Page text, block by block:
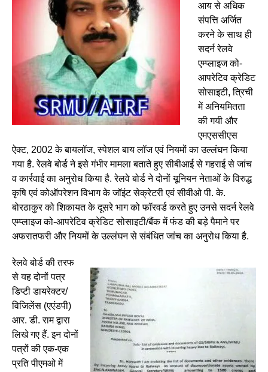
आय से अधिक
संपत्ति अर्जित
करने के साथ ही
सदर्न रेलवे
एम्प्लाइज को-
आपरेटिव क्रेडिट
सोसाइटी, त्रिची
में अनियमितता
की गयी और
एमएससीएस
ऐक्ट, 2002 के बायलॉज, स्पेशल बाय लॉज एवं नियमों का उल्लंघन किया
गया है. रेलवे बोर्ड ने इसे गंभीर मामला बताते हुए सीबीआई से गहराई से जांच
व कार्रवाई का अनुरोध किया है. रेलवे बोर्ड ने दोनों यूनियन नेताओं के विरुद्ध
कृषि एवं कोऑपरेशन विभाग के जॉइंट सेक्रेटरी एवं सीवीओ पी. के.
बोरठाकुर को शिकायत के दूसरे भाग को फॉरवर्ड करते हुए उनसे सदर्न रेलवे
एम्प्लाइज को-आपरेटिव क्रेडिट सोसाइटी/बैंक में फंड की बड़े पैमाने पर
अफरातफरी और नियमों के उल्लंघन से संबंधित जांच का अनुरोध किया है.
रेलवे बोर्ड की तरफ
से यह दोनों पत्र
डिप्टी डायरेक्टर/
विजिलेंस (एएंडपी)
आर. डी. राम द्वारा
लिखे गए हैं. इन दोनों
पत्रों की एक-एक
प्रति पीएमओ में